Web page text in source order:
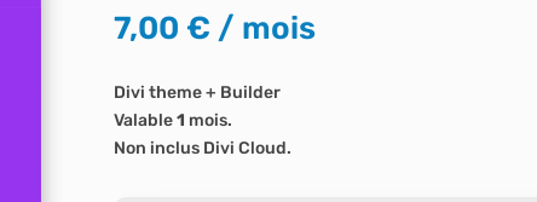
7,00 € / mois
Divi theme + Builder
Valable1 mois.
Non inclus Divi Cloud.